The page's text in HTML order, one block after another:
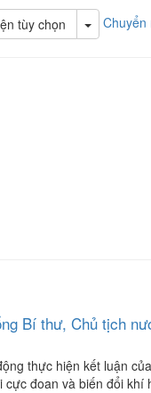
tùy chọn Toggle
Chuyển
Bí thư, Chủ tịch
thực hiện kết luận
đoan và biến đổi khí